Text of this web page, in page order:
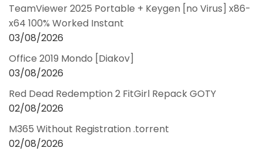
TeamViewer 2025 Portable + Keygen [no Virus] x86-
x64 100% Worked Instant
03/08/2026
Office 2019 Mondo [Diakov]
03/08/2026
Red Dead Redemption 2 FitGirl Repack GOTY
02/08/2026
M365 Without Registration .torrent
02/08/2026